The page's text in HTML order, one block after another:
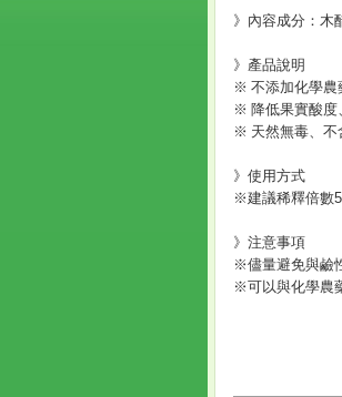
》內容成分：
》產品說明
※ 不添加化學農
※ 降低果實酸度
※ 天然無毒、不
》使用方式
※建議稀釋倍數
》注意事項
※儘量避免與鹼
※可以與化學農